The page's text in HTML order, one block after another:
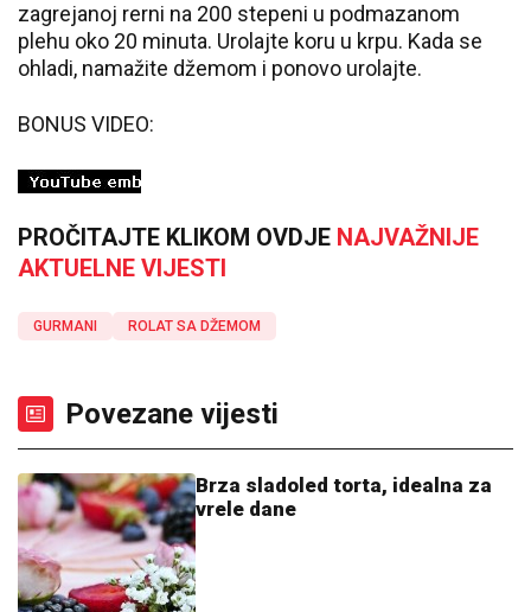
zagrejanoj rerni na 200 stepeni u podmazanom
plehu oko 20 minuta. Urolajte koru u krpu. Kada se
ohladi, namažite džemom i ponovo urolajte.
BONUS VIDEO:
PROČITAJTE KLIKOM OVDJE NAJVAŽNIJE
AKTUELNE VIJESTI
GURMANI ROLAT SA DŽEMOM
Povezane vijesti
Brza sladoled torta, idealna za
vrele dane